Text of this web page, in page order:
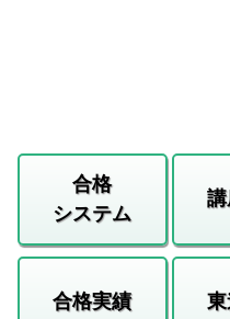
合格
システム
合格実績